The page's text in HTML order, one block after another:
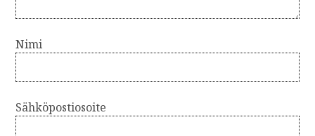
s
e
l
a
u
s
Nimi
Sähköpostiosoite